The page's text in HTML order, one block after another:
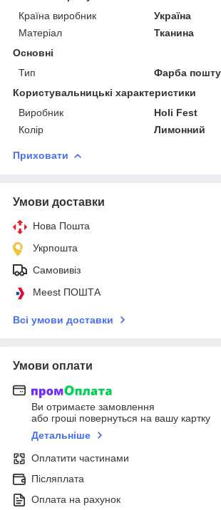
Країна виробник
Україна
Матеріал
Тканина
Основні
Тип
Фарба
Користувальницькі характеристики
Виробник
Holi Fest
Колір
Лимонний
Приховати
Умови доставки
Нова Пошта
Укрпошта
Самовивіз
Meest ПОШТА
Всі умови доставки
Умови оплати
Ви отримаєте замовлення
або гроші повернуться на вашу картку
Детальніше
Оплатити частинами
Післяплата
Оплата на рахунок